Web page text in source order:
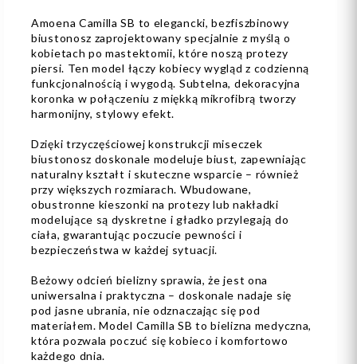
Amoena Camilla SB to elegancki, bezfiszbinowy
biustonosz zaprojektowany specjalnie z myślą o
kobietach po mastektomii, które noszą protezy
piersi. Ten model łączy kobiecy wygląd z codzienną
funkcjonalnością i wygodą. Subtelna, dekoracyjna
koronka w połączeniu z miękką mikrofibrą tworzy
harmonijny, stylowy efekt.
Dzięki trzyczęściowej konstrukcji miseczek
biustonosz doskonale modeluje biust, zapewniając
naturalny kształt i skuteczne wsparcie – również
przy większych rozmiarach. Wbudowane,
obustronne kieszonki na protezy lub nakładki
modelujące są dyskretne i gładko przylegają do
ciała, gwarantując poczucie pewności i
bezpieczeństwa w każdej sytuacji.
Beżowy odcień bielizny sprawia, że jest ona
uniwersalna i praktyczna – doskonale nadaje się
pod jasne ubrania, nie odznaczając się pod
materiałem. Model Camilla SB to bielizna medyczna,
która pozwala poczuć się kobieco i komfortowo
każdego dnia.